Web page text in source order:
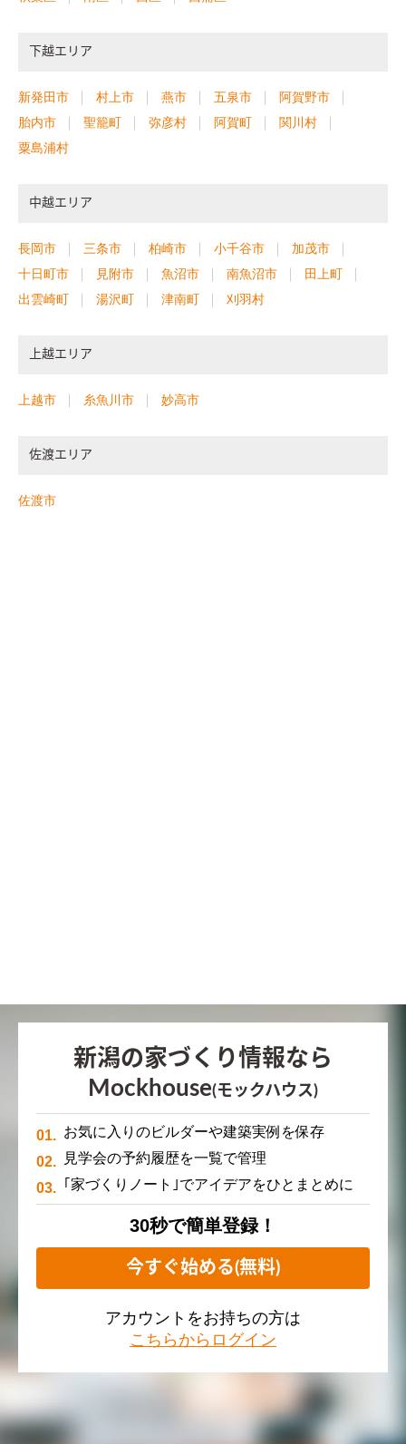
下越エリア
新発田市 村上市 燕市 五泉市
阿賀野市
胎内市
聖籠町 弥彦村 阿賀町
関川村
粟島浦村
中越エリア
長岡市 三条市 柏崎市 小千谷市
加茂市
十日町市
見附市 魚沼市 南魚沼市
田上町
出雲崎町
湯沢町 津南町 刈羽村
上越エリア
上越市 糸魚川市 妙高市
佐渡エリア
佐渡市
新潟の家づくり情報なら
Mockhouse(モックハウス)
お気に入りのビルダーや建築実例を保存
見学会の予約履歴を一覧で管理
｢家づくりノート｣でアイデアをひとまとめに
30秒で簡単登録！
今すぐ始める(無料)
アカウントをお持ちの方は
こちらからログイン